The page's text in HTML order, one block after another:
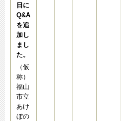
日に
Q&A
を追
加し
まし
た。
（仮
称）
福山
市立
あけ
ぼの